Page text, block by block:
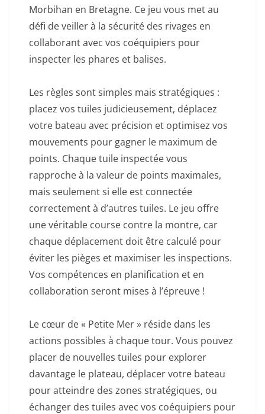
Morbihan en Bretagne. Ce jeu vous met au
défi de veiller à la sécurité des rivages en
collaborant avec vos coéquipiers pour
inspecter les phares et balises.
Les règles sont simples mais stratégiques :
placez vos tuiles judicieusement, déplacez
votre bateau avec précision et optimisez vos
mouvements pour gagner le maximum de
points. Chaque tuile inspectée vous
rapproche à la valeur de points maximales,
mais seulement si elle est connectée
correctement à d’autres tuiles. Le jeu offre
une véritable course contre la montre, car
chaque déplacement doit être calculé pour
éviter les pièges et maximiser les inspections.
Vos compétences en planification et en
collaboration seront mises à l’épreuve !
Le cœur de « Petite Mer » réside dans les
actions possibles à chaque tour. Vous pouvez
placer de nouvelles tuiles pour explorer
davantage le plateau, déplacer votre bateau
pour atteindre des zones stratégiques, ou
échanger des tuiles avec vos coéquipiers pour